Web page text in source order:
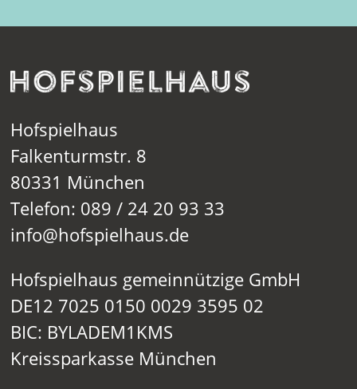
Hofspielhaus
Falkenturmstr. 8
80331 München
Telefon: 089 / 24 20 93 33
info@hofspielhaus.de
Hofspielhaus gemeinnützige GmbH
DE12 7025 0150 0029 3595 02
BIC: BYLADEM1KMS
Kreissparkasse München